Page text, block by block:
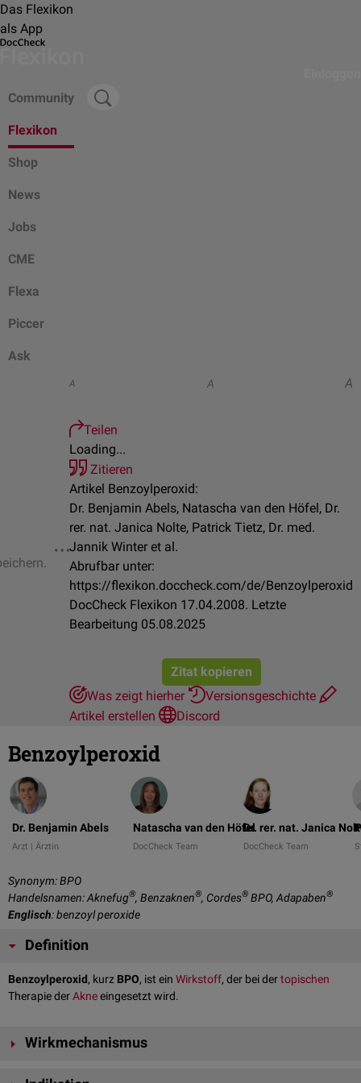
Das Flexikon
als App
Community
Flexikon
Shop
News
Jobs
CME
Flexa
Piccer
Ask
A A A
Teilen
Loading...
Zitieren
Artikel Benzoylperoxid:
Dr. Benjamin Abels, Natascha van den Höfel, Dr.
rer. nat. Janica Nolte, Patrick Tietz, Dr. med.
Jannik Winter et al.
Abrufbar unter:
https://flexikon.doccheck.com/de/Benzoylperoxid
DocCheck Flexikon 17.04.2008. Letzte
Bearbeitung 05.08.2025
Zitat kopieren
Was zeigt hierher
Versionsgeschichte
Artikel erstellen
Discord
Benzoylperoxid
Dr. Benjamin Abels
Arzt | Ärztin
Natascha van den Höfel
DocCheck Team
Dr. rer. nat. Janica
DocCheck Team
Synonym: BPO
Handelsnamen: Aknefug®, Benzaknen®, Cordes® BPO, Adapaben®
Englisch: benzoyl peroxide
Definition
Benzoylperoxid, kurz BPO, ist ein Wirkstoff, der bei dertopischen
Therapie derAkneeingesetzt wird.
Wirkmechanismus